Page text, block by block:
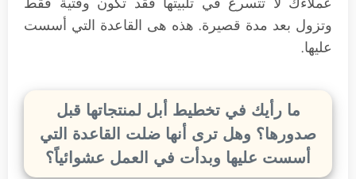
وتزول بعد مدة قصيرة. هذه هى القاعدة التي أسست
عليها.
ما رأيك في تخطيط أبل لمنتجاتها قبل
صدورها؟ وهل ترى أنها ضلت القاعدة التي
أسست عليها وبدأت في العمل عشوائياً؟